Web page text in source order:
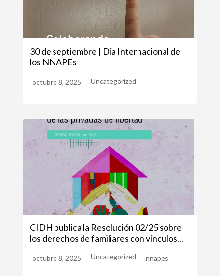
30 de septiembre | Día Internacional de
los NNAPEs
octubre 8, 2025 Uncategorized
CIDH publica la Resolución 02/25 sobre
los derechos de familiares con vínculos
libertad.
octubre 8, 2025 Uncategorized nnapes